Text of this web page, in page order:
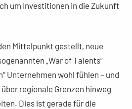
um Investitionen in die Zukunft
Mittelpunkt gestellt, neue
„War of Talents“
Unternehmen wohl fühlen – und
regionale Grenzen hinweg
Dies ist gerade für die